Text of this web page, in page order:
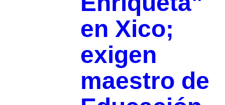
en Xico;
exigen
maestro de